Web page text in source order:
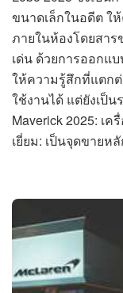
ขนาดเล็กในอดีต ใ
ภายในห้องโดยสาร
เด่น ด้วยการออกแ
ให้ความรู้สึกที่แตก
ใช้งานได้ แต่ยังเป็
Maverick 2025: เ
เยี่ยม: เป็นจุดขายห